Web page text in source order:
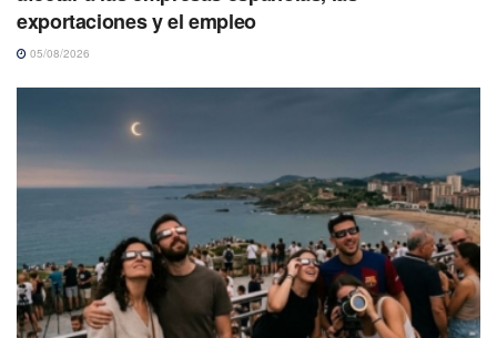
exportaciones y el empleo
05/08/2026